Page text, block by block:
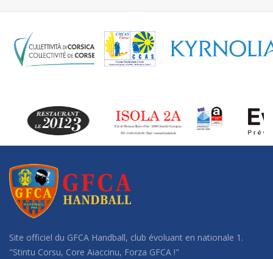
Site officiel du GFCA Handball, club évoluant en nationale 1.
"Stintu Corsu, Core Aiaccinu, Forza GFCA !"